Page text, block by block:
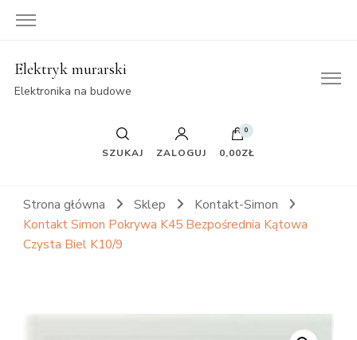
Elektryk murarski
Elektronika na budowe
SZUKAJ ZALOGUJ
0
0,00ZŁ
Strona główna Sklep
Kontakt-Simon
Kontakt Simon Pokrywa K45 Bezpośrednia Kątowa
Czysta Biel K10/9